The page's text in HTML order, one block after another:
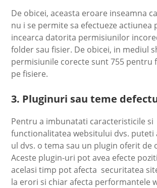
De obicei, aceasta eroare inseamna
nu i se permite sa efectueze actiunea
incearca datorita permisiunilor
folder sau fisier. De obicei, in mediul
permisiunile corecte sunt 755 pentru
pe fisiere.
3. Pluginuri sau teme
Pentru a imbunatati caracteristicile si
functionalitatea websitului dvs. puteti
ul dvs. o tema sau un plugin oferit de
Aceste plugin-uri pot avea efecte
acelasi timp pot afecta securitatea
la erori si chiar afecta performantele